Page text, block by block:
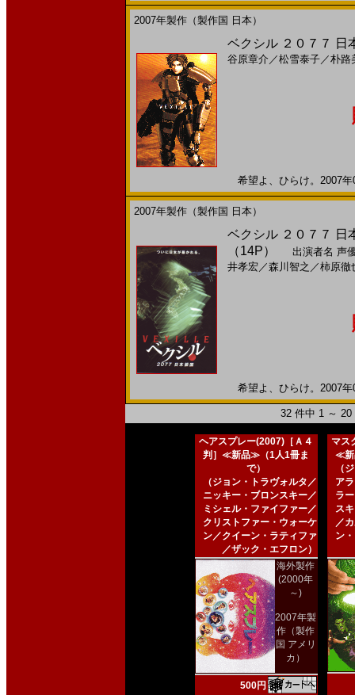
2007年製作（製作国 日本）
ベクシル ２０７７ 日
谷原章介 ／松雪泰子／朴路
希望よ、ひらけ。2007
2007年製作（製作国 日本）
ベクシル ２０７７ 日
（14P）
出演者名 声
井孝宏／森川智之 ／柿原徹
希望よ、ひらけ。2007
32 件中 1 ～
ヘアスプレー(2007)［Ａ４
判］≪新品≫（1人1冊ま
で）
（ジョン・トラヴォルタ／
ニッキー・ブロンスキー／
ミシェル・ファイファー／
クリストファー・ウォーケ
ン／クイーン・ラティファ
／ザック・エフロン）
海外製作
(2000年
～)
2007年製
作（製作
国 アメリ
カ）
500円
マス
≪新
（
ア
ラ
ス
／
ン